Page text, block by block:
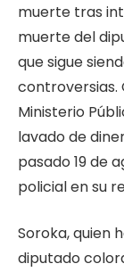
muerte tras
muerte del
que sigue
controversias.
Ministerio
lavado de
pasado 19 de
policial en su
Soroka, quien
diputado